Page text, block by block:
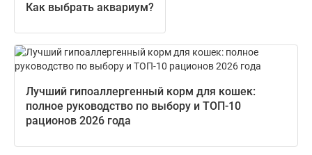
Как выбрать аквариум?
Лучший гипоаллергенный корм для кошек:
полное руководство по выбору и ТОП-10
рационов 2026 года